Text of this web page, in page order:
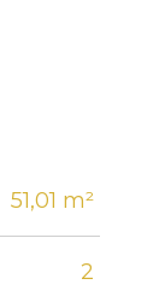
51,01 m²
2